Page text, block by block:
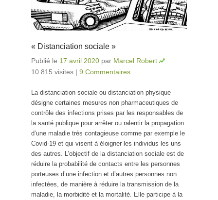
« Distanciation sociale »
Publié le 17 avril 2020 par Marcel Robert
10 815 visites | 9 Commentaires
La distanciation sociale ou distanciation physique
désigne certaines mesures non pharmaceutiques de
contrôle des infections prises par les responsables de
la santé publique pour arrêter ou ralentir la propagation
d’une maladie très contagieuse comme par exemple le
Covid-19 et qui visent à éloigner les individus les uns
des autres. L’objectif de la distanciation sociale est de
réduire la probabilité de contacts entre les personnes
porteuses d’une infection et d’autres personnes non
infectées, de manière à réduire la transmission de la
maladie, la morbidité et la mortalité. Elle participe à la